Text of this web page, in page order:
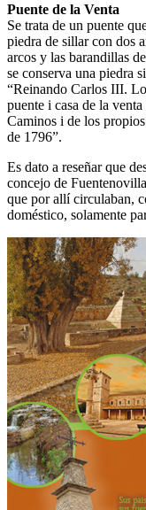
Puente de la Venta
Se trata de un puente
piedra de sillar con dos
arcos y las barandillas
se conserva una piedra
“Reinando Carlos III.
puente i casa de la
Caminos i de los
de 1796”.
Es dato a reseñar que
concejo de
que por allí circulaban,
doméstico, solamente